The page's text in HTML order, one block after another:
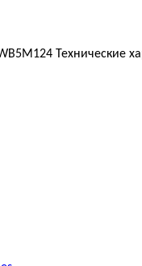
Технические